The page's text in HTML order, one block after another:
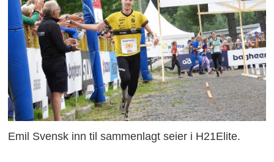
Emil Svensk inn til sammenlagt seier i H21Elite.